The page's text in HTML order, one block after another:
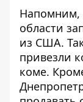
Напомним,
области
из США.
привезли
коме.